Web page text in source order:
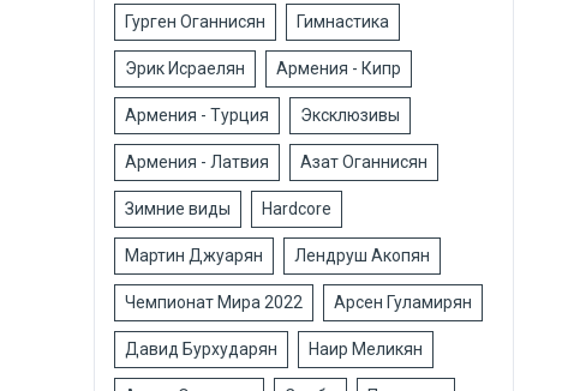
Гурген Оганнисян Гимнастика
Эрик Исраелян Армения - Кипр
Армения - Турция Эксклюзивы
Армения - Латвия Азат Оганнисян
Зимние виды Hardcore
Мартин Джуарян Лендруш Акопян
Чемпионат Мира 2022 Арсен Гуламирян
Давид Бурхударян Наир Меликян